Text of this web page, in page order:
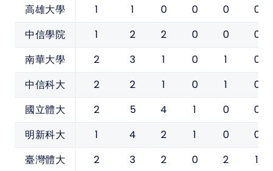
高雄大學 1 1 0 0 0 0
中信學院 1 2 2 0 0 0
南華大學 2 3 1 0 1 0
中信科大 2 2 1 0 1 0
國立體大 2 5 4 1 0 0
明新科大 1 4 2 1 0 0
臺灣體大 2 3 2 0 2 1